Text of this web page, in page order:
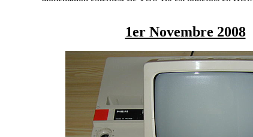
1er Novembre 2008